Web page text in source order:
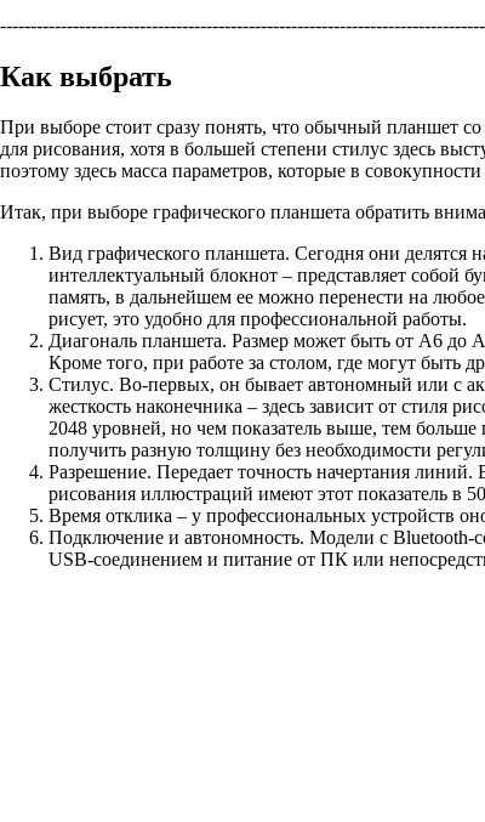
Как выбрать
При выборе стоит сразу понять, что обычный планшет
для рисования, хотя в большей степени стилус здесь
поэтому здесь масса параметров, которые в
Итак, при выборе графического планшета обратить
Вид графического планшета. Сегодня они делятся
интеллектуальный блокнот – представляет
память, в дальнейшем ее можно перенести на любое
рисует, это удобно для профессиональной работы.
Диагональ планшета. Размер может быть от А6 до
Кроме того, при работе за столом, где могут быть
Стилус. Во-первых, он бывает автономный или с
жесткость наконечника – здесь зависит от стиля
2048 уровней, но чем показатель выше, тем
получить разную толщину без необходимости
Разрешение. Передает точность начертания
рисования иллюстраций имеют этот показатель в
Время отклика – у профессиональных устройств
Подключение и автономность. Модели с Bluetooth-
USB-соединением и питание от ПК или